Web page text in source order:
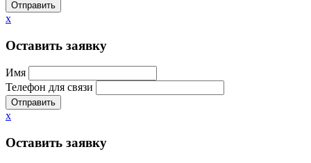
Отправить
x
Оставить заявку
Имя
Телефон для связи
Отправить
x
Оставить заявку